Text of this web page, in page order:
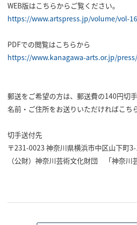
WEB版はこちらからご覧ください。
https://www.artspress.jp/volume/vol-
PDFでの閲覧はこちらから
https://www.kanagawa-arts.or.jp/press/
郵送をご希望の方は、郵送費の140円切
名前・ご住所をお送りいただければこち
切手送付先
〒231-0023 神奈川県横浜市中区山下町
（公財）神奈川芸術文化財団 「神奈